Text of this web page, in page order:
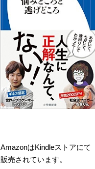
AmazonはKindleストアにて
販売されています。